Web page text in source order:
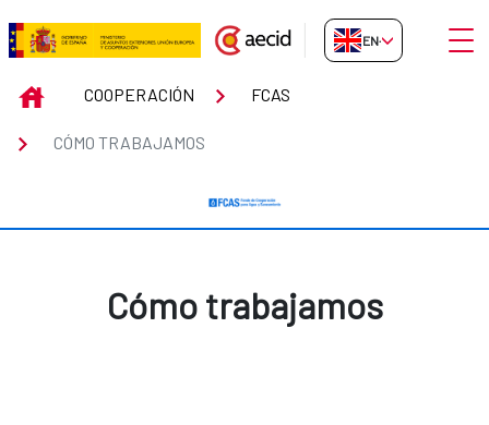
Skip to Main Content
Cómo trabajamos
EN-GB
INICIOCOOPERACIÓN FCAS
CÓMO TRABAJAMOS
Cómo trabajamos